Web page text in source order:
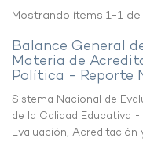
Mostrando ítems 1-1 de
Balance General
Materia de
Política - Reporte
Sistema Nacional de
de la Calidad Educativa -
Evaluación,